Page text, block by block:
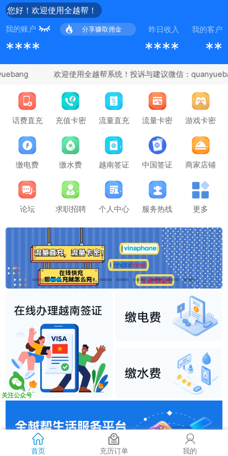
您好！欢迎使用全越帮！
我的账户 分享赚取佣金 昨日收入 我的客户
**** **** **
话费直充 充值卡密 流量直充 流量卡密 游戏卡密
缴电费 缴水费 越南签证 中国签证 商家店铺
论坛 求职招聘 个人中心 服务热线 更多
关注公众号
首页 充历订单 我的